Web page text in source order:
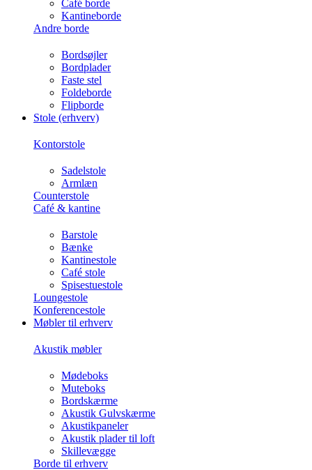
Café borde
Kantineborde
Andre borde
Bordsøjler
Bordplader
Faste stel
Foldeborde
Flipborde
Stole (erhverv)
Kontorstole
Sadelstole
Armlæn
Counterstole
Café & kantine
Barstole
Bænke
Kantinestole
Café stole
Spisestuestole
Loungestole
Konferencestole
Møbler til erhverv
Akustik møbler
Mødeboks
Muteboks
Bordskærme
Akustik Gulvskærme
Akustikpaneler
Akustik plader til loft
Skillevægge
Borde til erhverv